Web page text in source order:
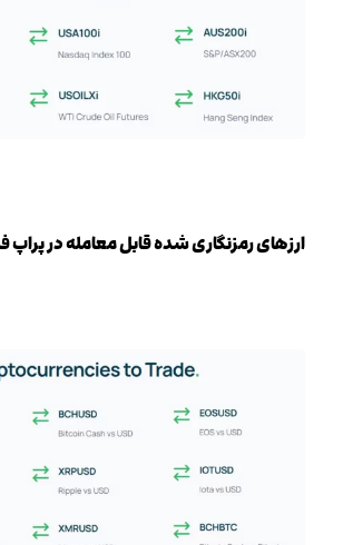
ارزهای رمزنگاری شده قابل معامله در